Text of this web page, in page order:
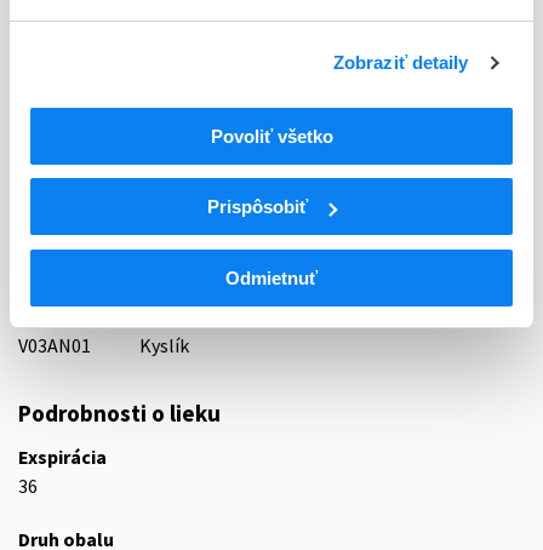
Zobraziť detaily
Povoliť všetko
Prispôsobiť
Odmietnuť
Rôzne (vária)
Všetky ostatné liečivá
V03AN01
Kyslík
Podrobnosti o lieku
Exspirácia
36
Druh obalu